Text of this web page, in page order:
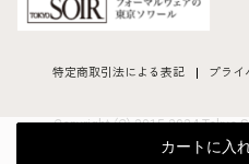
カートに入
特定商取引法による表記 プライ
Copyright (C) 2015-2024 Tokyo